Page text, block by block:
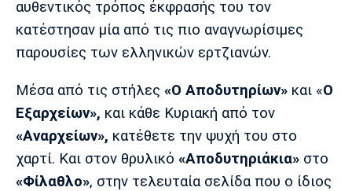
αυθεντικός τρόπος έκφρασής του τον
κατέστησαν μία από τις πιο αναγνωρίσιμες
παρουσίες των ελληνικών ερτζιανών.
Μέσα από τις στήλες «Ο Αποδυτηρίων» και «Ο
Εξαρχείων», και κάθε Κυριακή από τον
«Αναρχείων», κατέθετε την ψυχή του στο
χαρτί. Και στον θρυλικό «Αποδυτηριάκια» στο
«Φίλαθλο», στην τελευταία σελίδα που ο ίδιος